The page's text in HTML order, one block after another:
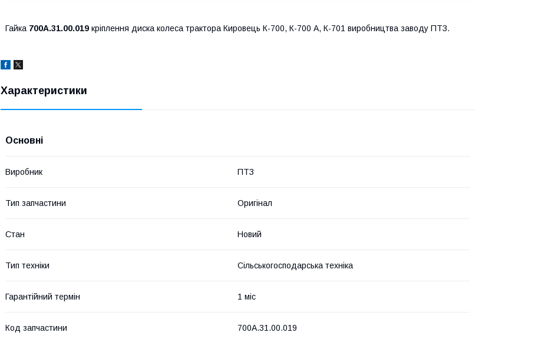
Гайка 700А.31.00.019 кріплення диска колеса трактора Кировець К-700, К-700 А, К-701 виробництва заводу ПТЗ.
Характеристики
Основні
Виробник ПТЗ
Тип запчастини Оригінал
Стан Новий
Тип техніки Сільськогосподарська техніка
Гарантійний термін 1 міс
Код запчастини 700А.31.00.019